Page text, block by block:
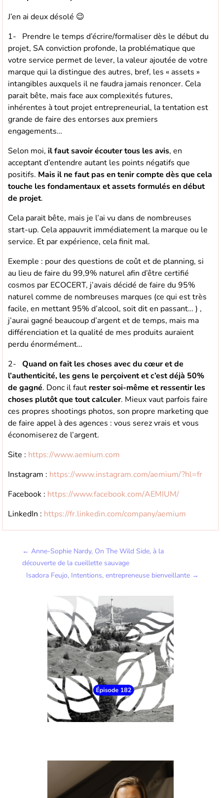
J’en ai deux désolé 😉
1- Prendre le temps d’écrire/formaliser dès le début du
projet, SA conviction profonde, la problématique que
votre service permet de lever, la valeur ajoutée de votre
marque qui la distingue des autres, bref, les « assets »
intangibles auxquels il ne faudra jamais renoncer. Cela
parait bête, mais face aux complexités futures,
inhérentes à tout projet entrepreneurial, la tentation est
grande de faire des entorses aux premiers
engagements…
Selon moi,il faut savoir écouter tous les avis, en
acceptant d’entendre autant les points négatifs que
positifs. Mais il ne faut pas en tenir compte dès que cela
touche les fondamentaux et assets formulés en début
de projet.
Cela parait bête, mais je l’ai vu dans de nombreuses
start-up. Cela appauvrit immédiatement la marque ou le
service. Et par expérience, cela finit mal.
Exemple : pour des questions de coût et de planning, si
au lieu de faire du 99,9% naturel afin d’être certifié
cosmos par ECOCERT, j’avais décidé de faire du 95%
naturel comme de nombreuses marques (ce qui est très
facile, en mettant 95% d’alcool, soit dit en passant… ) ,
j’aurai gagné beaucoup d’argent et de temps, mais ma
différenciation et la qualité de mes produits auraient
perdu énormément…
2-Quand on fait les choses avec du cœur et de
l’authenticité, les gens le perçoivent et c’est déjà 50%
de gagné. Donc il faut rester soi-même et ressentir les
choses plutôt que tout calculer. Mieux vaut parfois faire
ces propres shootings photos, son propre marketing que
de faire appel à des agences : vous serez vrais et vous
économiserez de l’argent.
Site : https://www.aemium.com
Instagram : https://www.instagram.com/aemium/?hl=fr
Facebook : https://www.facebook.com/AEMIUM/
LinkedIn : https://fr.linkedin.com/company/aemium
← Anne-Sophie Nardy, On The Wild Side, à la
découverte de la cueillette sauvage
Isadora Feujo, Intentions, entrepreneuse bienveillante →